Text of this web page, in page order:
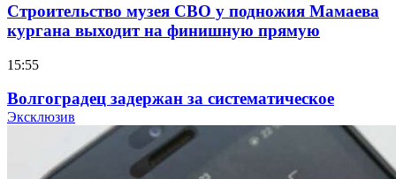
Строительство музея СВО у подножия Мамаева
кургана выходит на финишную прямую
15:55
Волгоградец задержан за систематическое
распространение фейков о ВС РФ
Эксклюзив